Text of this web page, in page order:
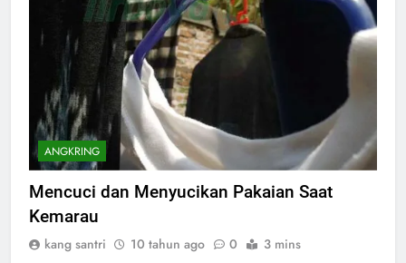
ANGKRING
Mencuci dan Menyucikan Pakaian Saat
Kemarau
kang santri 10 tahun ago 0 3 mins